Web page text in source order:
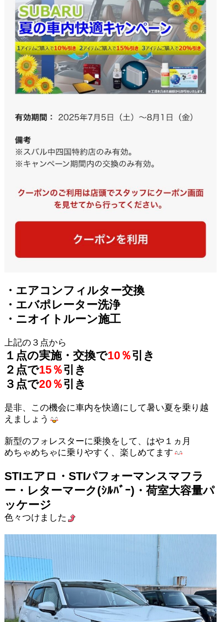
・エアコンフィルター交換
・エバポレーター洗浄
・ニオイトルーン施工
上記の３点から
１点の実施・交換で10％引き
２点で15％引き
３点で20％引き
是非、この機会に車内を快適にして暑い夏を乗り越
えましょう
新型のフォレスターに乗換をして、はや１ヵ月
めちゃめちゃに乗りやすく、楽しめてます
STIエアロ・STIパフォーマンスマフラ
ー・レターマーク(ｼﾙﾊﾞｰ)・荷室大容量パ
ッケージ
色々つけました